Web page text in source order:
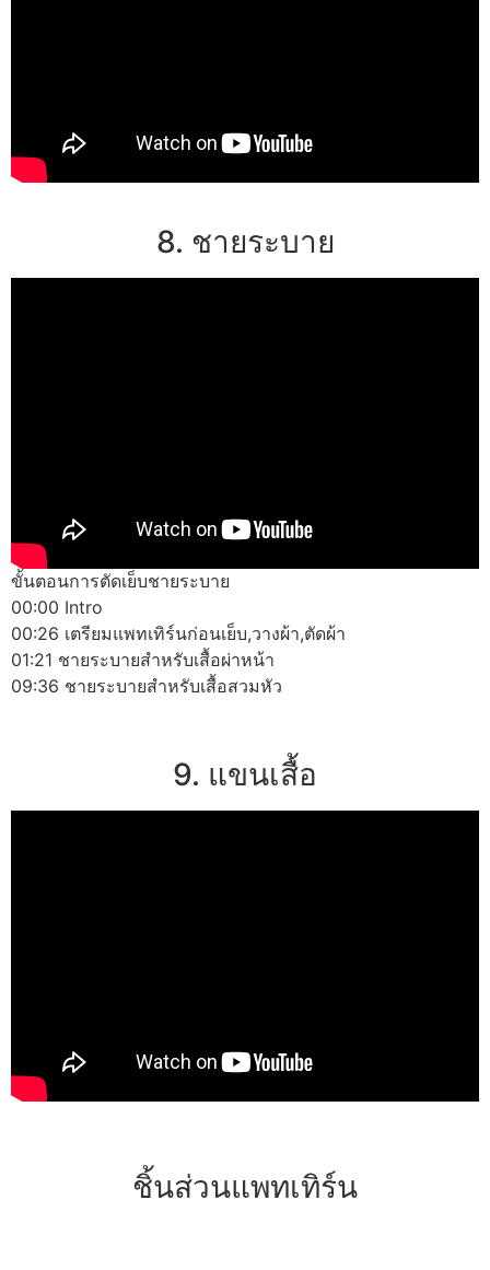
8. ชายระบาย
ขั้นตอนการตัดเย็บชายระบาย
00:00 Intro
00:26 เตรียมแพทเทิร์นก่อนเย็บ,วางผ้า,ตัดผ้า
01:21 ชายระบายสำหรับเสื้อผ่าหน้า
09:36 ชายระบายสำหรับเสื้อสวมหัว
9. แขนเสื้อ
ชิ้นส่วนแพทเทิร์น